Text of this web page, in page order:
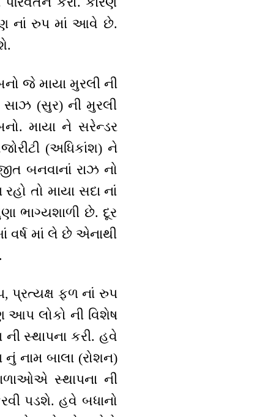
નાં રુપ માં આવે છે.
જે માયા મુરલી ની
(સુર) ની મુરલી
માયા ને સરેન્ડર
(અધિકાંશ) ને
બનવાનાં રાઝ નો
તો માયા સદા નાં
ભાગ્યશાળી છે. દૂર
માં લે છે એનાથી
પ્રત્યક્ષ ફળ નાં રુપ
આપ લોકો ની વિશેષ
સ્થાપના કરી. હવે
નું નામ બાલા (રોશન)
સ્થાપના ની
પડશે. હવે બધાનો